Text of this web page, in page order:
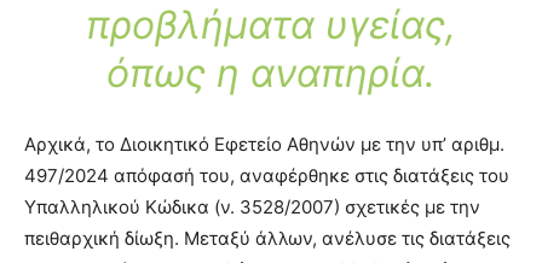
προβλήματα υγείας,
όπως η αναπηρία.
Αρχικά, το Διοικητικό Εφετείο Αθηνών με την υπ’ αριθμ.
497/2024 απόφασή του, αναφέρθηκε στις διατάξεις του
Υπαλληλικού Κώδικα (ν. 3528/2007) σχετικές με την
πειθαρχική δίωξη. Μεταξύ άλλων, ανέλυσε τις διατάξεις